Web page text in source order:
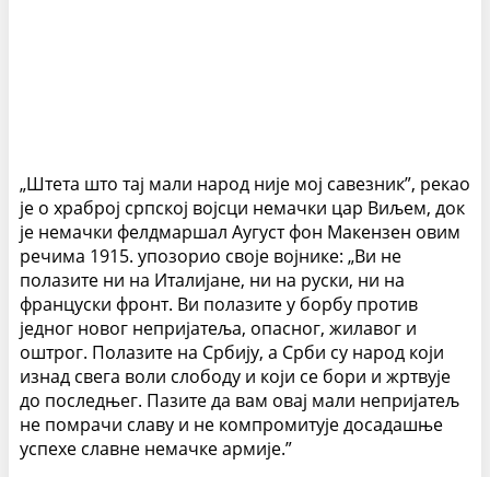
„Штета што тај мали народ није мој савезник”, рекао
је о храброј српској војсци немачки цар Виљем, док
је немачки фелдмаршал Аугуст фон Макензен овим
речима 1915. упозорио своје војнике: „Ви не
полазите ни на Италијане, ни на руски, ни на
француски фронт. Ви полазите у борбу против
једног новог непријатеља, опасног, жилавог и
оштрог. Полазите на Србију, а Срби су народ који
изнад свега воли слободу и који се бори и жртвује
до последњег. Пазите да вам овај мали непријатељ
не помрачи славу и не компромитује досадашње
успехе славне немачке армије.”